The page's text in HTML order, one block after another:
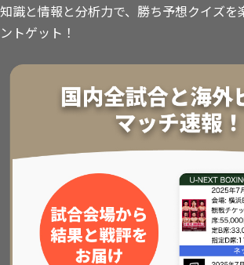
知識と情報と分析力で、勝ち予想クイズを
ントゲット！